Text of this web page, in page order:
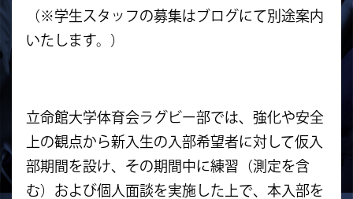
（※学生スタッフの募集はブログにて別途案内
いたします。）
立命館大学体育会ラグビー部では、強化や安全
上の観点から新入生の入部希望者に対して仮入
部期間を設け、その期間中に練習（測定を含
む）および個人面談を実施した上で、本入部を